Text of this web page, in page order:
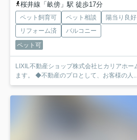
桜井線「畝傍」駅 徒歩17分
ペット飼育可 ペット相談 陽当り良好
リフォーム済
バルコニー
ペット可
LIXIL不動産ショップ株式会社ヒカリアホ
ます。 ◆不動産のプロとして、お客様の人